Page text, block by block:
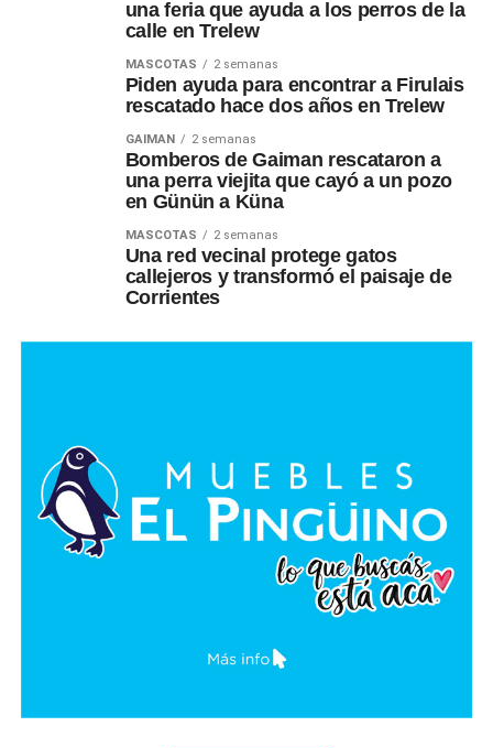
una feria que ayuda a los perros de la
calle en Trelew
MASCOTAS 2 semanas
Piden ayuda para encontrar a Firulais
rescatado hace dos años en Trelew
GAIMAN 2 semanas
Bomberos de Gaiman rescataron a
una perra viejita que cayó a un pozo
en Günün a Küna
MASCOTAS 2 semanas
Una red vecinal protege gatos
callejeros y transformó el paisaje de
Corrientes